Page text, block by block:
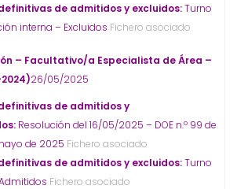
de admitidos y excluidos:Turno
interna – Excluidos Fichero asociado
– Facultativo/a Especialista de Área –
26/05/2025
de admitidos y
Resolución del 16/05/2025 – DOE n.º 99 de
de 2025 Fichero asociado
de admitidos y excluidos:Turno
Fichero asociado